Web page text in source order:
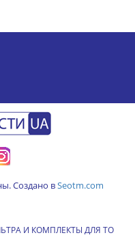
Создано вSeotm.com
И КОМПЛЕКТЫ ДЛЯ ТО